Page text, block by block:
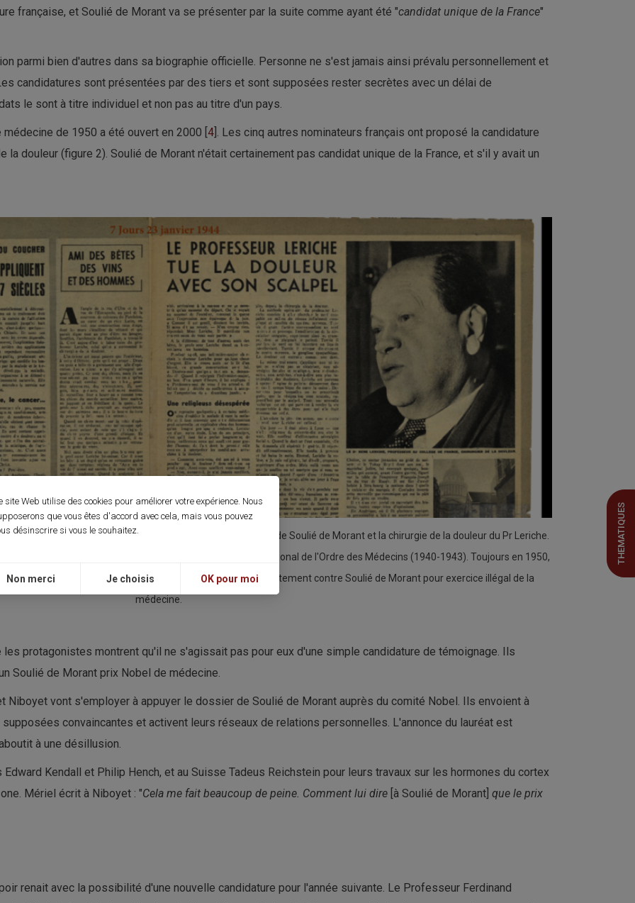
française, et Soulié de Morant va se présenter par la suite comme ayant été "candidat unique de la France"
parmi bien d'autres dans sa biographie officielle. Personne ne s'est jamais ainsi prévalu personnellement et
candidatures sont présentées par des tiers et sont supposées rester secrètes avec un délai de
le sont à titre individuel et non pas au titre d'un pays.
de 1950 a été ouvert en 2000 [ 4 ]. Les cinq autres nominateurs français ont proposé la candidature
la douleur (figure 2). Soulié de Morant n'était certainement pas candidat unique de la France, et s'il y avait un
page sur le thème de la douleur. Face à face l'acupuncture de Soulié de Morant et la chirurgie de la douleur du Pr Leriche.
Leriche a par ailleurs été le premier président du Conseil National de l'Ordre des Médecins (1940-1943). Toujours en 1950,
National des Médecins Acupuncteurs portent plainte conjointement contre Soulié de Morant pour exercice illégal de la
médecine.
protagonistes montrent qu'il ne s'agissait pas pour eux d'une simple candidature de témoignage. Ils
Soulié de Morant prix Nobel de médecine.
Niboyet vont s'employer à appuyer le dossier de Soulié de Morant auprès du comité Nobel. Ils envoient à
convaincantes et activent leurs réseaux de relations personnelles. L'annonce du lauréat est
à une désillusion.
Kendall et Philip Hench, et au Suisse Tadeus Reichstein pour leurs travaux sur les hormones du cortex
Mériel écrit à Niboyet : "Cela me fait beaucoup de peine. Comment lui dire [à Soulié de Morant] que le prix
renait avec la possibilité d'une nouvelle candidature pour l'année suivante. Le Professeur Ferdinand
THEMATIQUES
site Web utilise des cookies pour améliorer votre expérience. Nous
que vous êtes d'accord avec cela, mais vous pouvez
désinscrire si vous le souhaitez.
Non merci Je choisis OK pour moi